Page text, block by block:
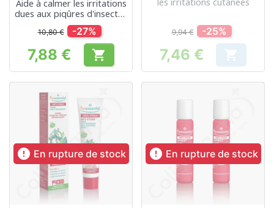
Aide à calmer les irritations
dues aux piqûres d'insectes
et de végétaux
10,80 € -27%
Prix
7,88 € 
9,94 € -25%
Prix
7,46 € 
 En rupture de stock  En rupture de stock